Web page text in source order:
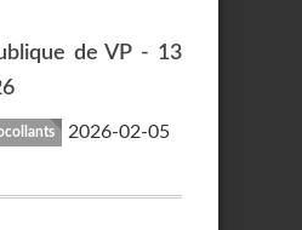
de VP - 13
2026-02-05